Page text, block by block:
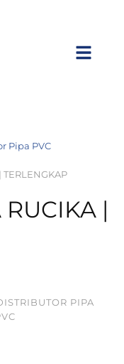
Pipa PVC
TERLENGKAP
|
PIPA